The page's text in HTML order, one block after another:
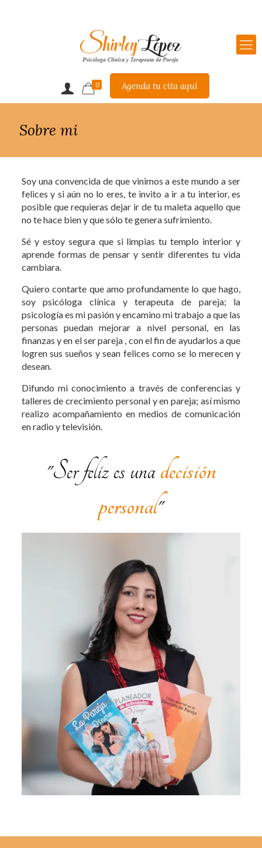
0 Agenda tu cita aquí
Sobre mi
Soy una convencida de que vinimos a este mundo a ser
felices y si aún no lo eres, te invito a ir a tu interior, es
posible que requieras dejar ir de tu maleta aquello que
no te hace bien y que sólo te genera sufrimiento.
Sé y estoy segura que si limpias tu templo interior y
aprende formas de pensar y sentir diferentes tu vida
cambiara.
Quiero contarte que amo profundamente lo que hago,
soy psicóloga clínica y terapeuta de pareja; la
psicología es mi pasión y encamino mi trabajo a que las
personas puedan mejorar a nivel personal, en las
finanzas y en el ser pareja , con el fin de ayudarlos a que
logren sus sueños y sean felices como se lo merecen y
desean.
Difundo mi conocimiento a través de conferencias y
talleres de crecimiento personal y en pareja; así mismo
realizo acompañamiento en medios de comunicación
en radio y televisión.
"Ser feliz es unadecisión
personal"